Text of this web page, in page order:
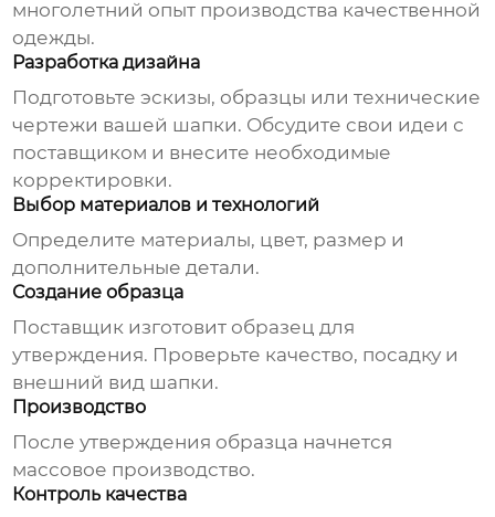
многолетний опыт производства качественной
одежды.
Разработка дизайна
Подготовьте эскизы, образцы или технические
чертежи вашей шапки. Обсудите свои идеи с
поставщиком и внесите необходимые
корректировки.
Выбор материалов и технологий
Определите материалы, цвет, размер и
дополнительные детали.
Создание образца
Поставщик изготовит образец для
утверждения. Проверьте качество, посадку и
внешний вид шапки.
Производство
После утверждения образца начнется
массовое производство.
Контроль качества